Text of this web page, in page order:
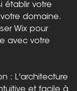
établir votre
domaine.
Wix pour
avec votre
: L'architecture
et facile à